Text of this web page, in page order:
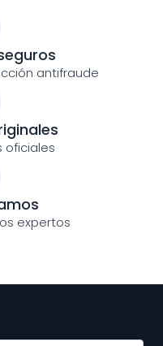
antifraude
oficiales
expertos